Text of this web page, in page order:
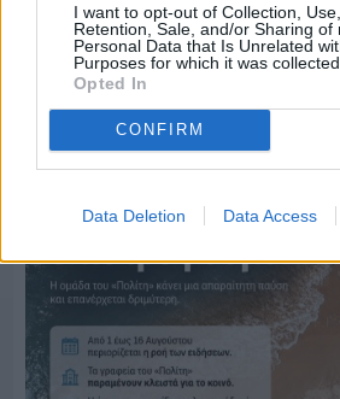
I want to opt-out of Collection, Use,
Retention, Sale, and/or Sharing of
Personal Data that Is Unrelated
Purposes for which it was collected.
Opted In
CONFIRM
Data Deletion Data Access
Ο καιρός στη Χίο, σήμερα 3